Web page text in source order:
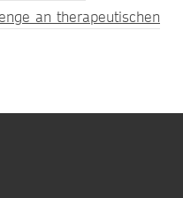
an therapeutischen